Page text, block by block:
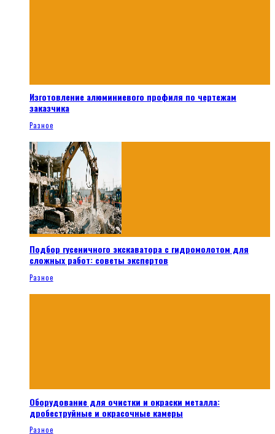
Изготовление алюминиевого профиля по чертежам
заказчика
Разное
Подбор гусеничного экскаватора с гидромолотом для
сложных работ: советы экспертов
Разное
Оборудование для очистки и окраски металла:
дробеструйные и окрасочные камеры
Разное